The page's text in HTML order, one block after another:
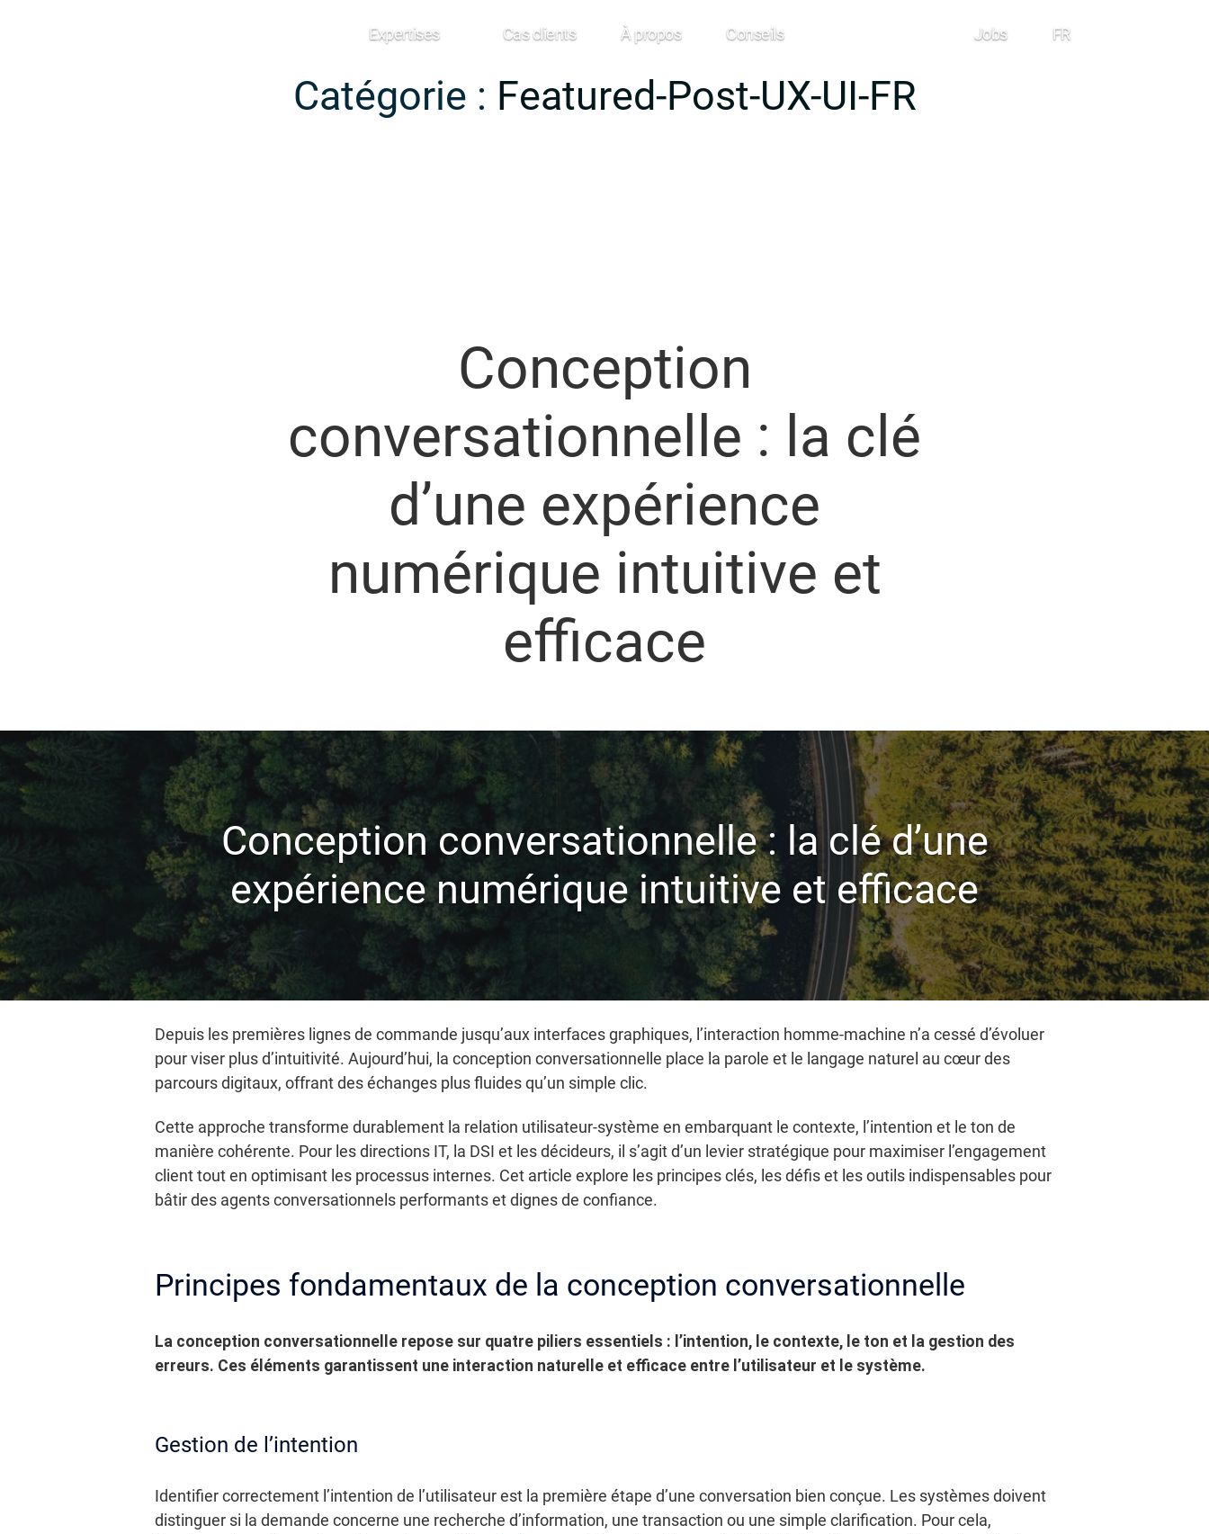
Expertises Cas clients À propos Conseils Jobs FR
Catégorie : Featured-Post-UX-UI-FR
Conception
conversationnelle : la clé
d’une expérience
numérique intuitive et
efficace
Conception conversationnelle : la clé d’une
expérience numérique intuitive et efficace
Depuis les premières lignes de commande jusqu’aux interfaces graphiques, l’interaction homme-machine n’a cessé d’évoluer
pour viser plus d’intuitivité. Aujourd’hui, la conception conversationnelle place la parole et le langage naturel au cœur des
parcours digitaux, offrant des échanges plus fluides qu’un simple clic.
Cette approche transforme durablement la relation utilisateur-système en embarquant le contexte, l’intention et le ton de
manière cohérente. Pour les directions IT, la DSI et les décideurs, il s’agit d’un levier stratégique pour maximiser l’engagement
client tout en optimisant les processus internes. Cet article explore les principes clés, les défis et les outils indispensables pour
bâtir des agents conversationnels performants et dignes de confiance.
Principes fondamentaux de la conception conversationnelle
La conception conversationnelle repose sur quatre piliers essentiels : l’intention, le contexte, le ton et la gestion des
erreurs. Ces éléments garantissent une interaction naturelle et efficace entre l’utilisateur et le système.
Gestion de l’intention
Identifier correctement l’intention de l’utilisateur est la première étape d’une conversation bien conçue. Les systèmes doivent
distinguer si la demande concerne une recherche d’information, une transaction ou une simple clarification. Pour cela,